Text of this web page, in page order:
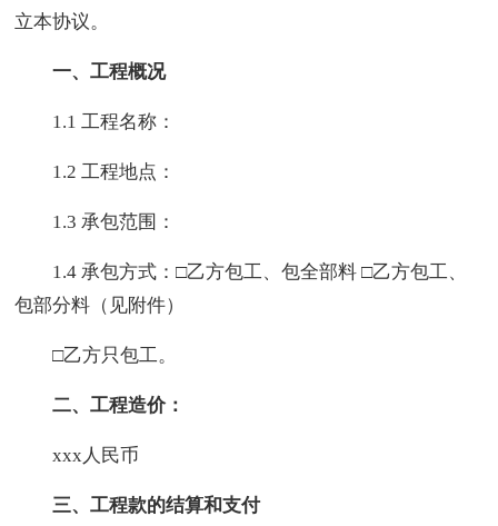
立本协议。
一、工程概况
1.1 工程名称：
1.2 工程地点：
1.3 承包范围：
1.4 承包方式：□乙方包工、包全部料 □乙方包工、
包部分料（见附件）
□乙方只包工。
二、工程造价：
xxx人民币
三、工程款的结算和支付